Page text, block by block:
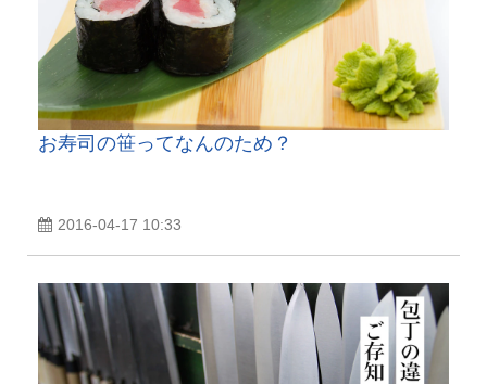
お寿司の笹ってなんのため？
2016-04-17 10:33